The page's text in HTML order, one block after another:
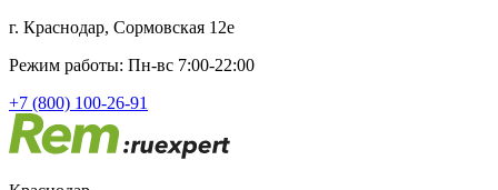
г. Краснодар, Сормовская 12е
Режим работы: Пн-вс 7:00-22:00
+7 (800) 100-26-91